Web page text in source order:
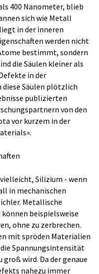
400 Nanometer, blieb
sich wie Metall
in der inneren
werden nicht
bestimmt, sondern
die Säulen kleiner als
in der
Säulen plötzlich
publizierten
von den
vor kurzem in der
Silizium - wenn
in mechanischen
Metallische
beispielsweise
ohne zu zerbrechen.
mit spröden Materialien
die Spannungsintensität
wird. Da der genaue
nahezu immer